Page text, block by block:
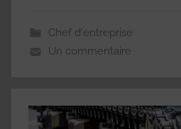
Chef d'entreprise
Un commentaire